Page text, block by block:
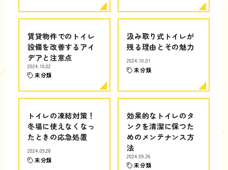
賃貸物件でのトイレ
設備を改善するアイ
デアと注意点
2024.10.02
未分類
汲み取り式トイレが
残る理由とその魅力
2024.10.01
未分類
トイレの凍結対策！
冬場に使えなくなっ
たときの応急処置
2024.09.28
未分類
効果的なトイレのタ
ンクを清潔に保つた
めのメンテナンス方
法
2024.09.26
未分類